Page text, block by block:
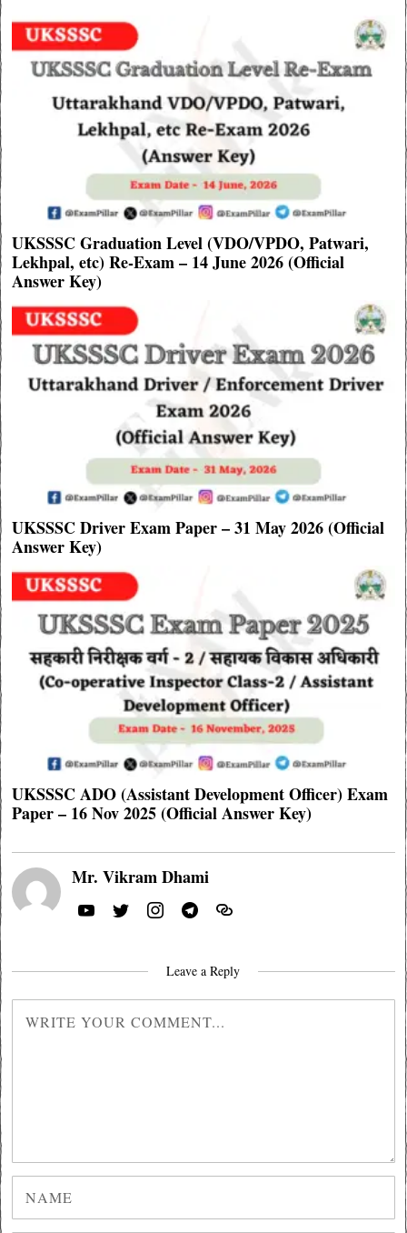
UKSSSC Graduation Level (VDO/VPDO, Patwari,
Lekhpal, etc) Re-Exam – 14 June 2026 (Official
Answer Key)
UKSSSC Driver Exam Paper – 31 May 2026 (Official
Answer Key)
UKSSSC ADO (Assistant Development Officer) Exam
Paper – 16 Nov 2025 (Official Answer Key)
Mr. Vikram Dhami
Leave a Reply